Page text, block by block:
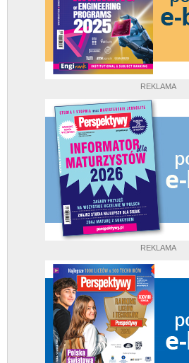
REKLAMA
REKLAMA